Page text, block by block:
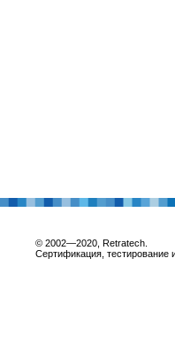
© 2002—2020, Retratech.
Сертификация, тестирование